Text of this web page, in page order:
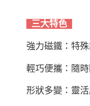
三大特色
強力磁鐵：特
輕巧便攜：隨
形狀多變：靈